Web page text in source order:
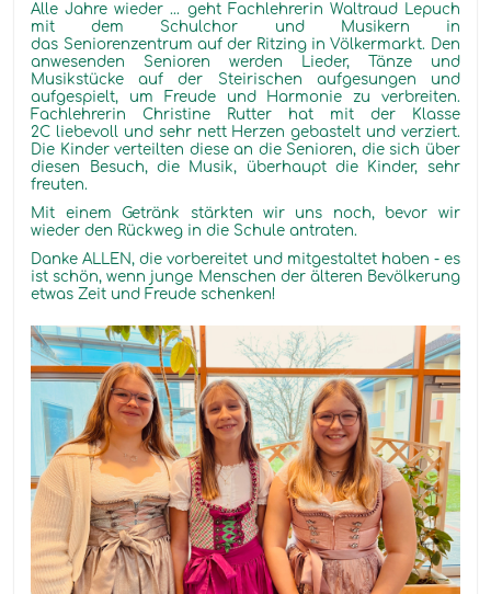
Alle Jahre wieder ... geht Fachlehrerin Waltraud Lepuch
mit dem Schulchor und Musikern in
das Seniorenzentrum auf der Ritzing in Völkermarkt. Den
anwesenden Senioren werden Lieder, Tänze und
Musikstücke auf der Steirischen aufgesungen und
aufgespielt, um Freude und Harmonie zu verbreiten.
Fachlehrerin Christine Rutter hat mit der Klasse
2C liebevoll und sehr nett Herzen gebastelt und verziert.
Die Kinder verteilten diese an die Senioren, die sich über
diesen Besuch, die Musik, überhaupt die Kinder, sehr
freuten.
Mit einem Getränk stärkten wir uns noch, bevor wir
wieder den Rückweg in die Schule antraten.
Danke ALLEN, die vorbereitet und mitgestaltet haben - es
ist schön, wenn junge Menschen der älteren Bevölkerung
etwas Zeit und Freude schenken!